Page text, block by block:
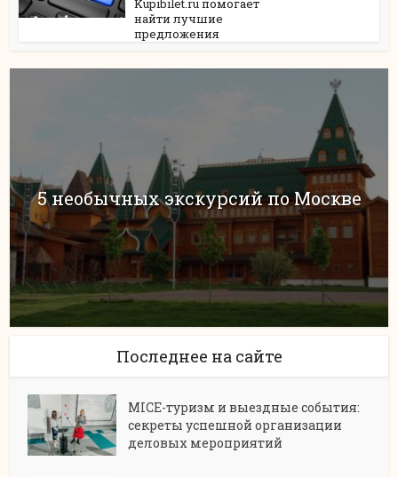
Kupibilet.ru помогает
найти лучшие
предложения
5 необычных экскурсий по Москве
Последнее на сайте
MICE-туризм и выездные события:
секреты успешной организации
деловых мероприятий